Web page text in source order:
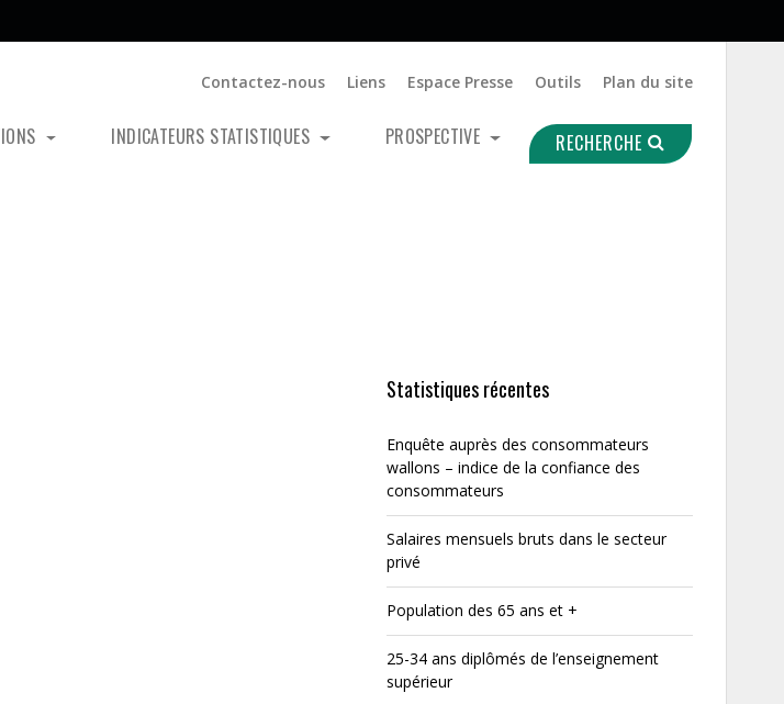
Contactez-nous Liens Espace Presse Outils Plan du site
INDICATEURS STATISTIQUES PROSPECTIVE RECHERCHE
Statistiques récentes
Enquête auprès des consommateurs
wallons – indice de la confiance des
consommateurs
Salaires mensuels bruts dans le secteur
privé
Population des 65 ans et +
25-34 ans diplômés de l’enseignement
supérieur